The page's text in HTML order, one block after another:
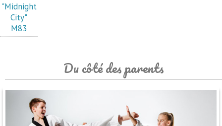
"Midnight
City"
M83
Du côté des parents